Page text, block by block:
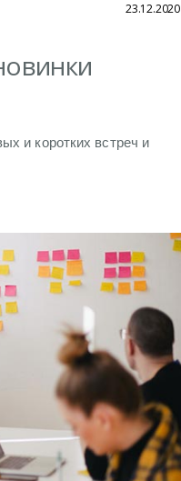
23.12.2020
и коротких встреч и